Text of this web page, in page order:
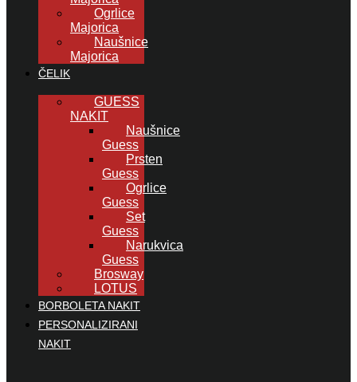
Ogrlice
Majorica
Naušnice
Majorica
ČELIK
GUESS
NAKIT
Naušnice
Guess
Prsten
Guess
Ogrlice
Guess
Set
Guess
Narukvica
Guess
Brosway
LOTUS
BORBOLETA NAKIT
PERSONALIZIRANI
NAKIT